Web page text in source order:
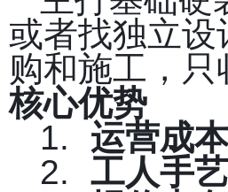
或者找独立
购和施工，
核心优势
1.
运营成
2.
工人手